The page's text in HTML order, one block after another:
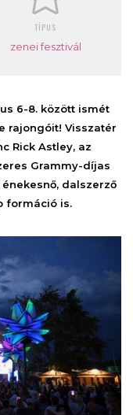
TÍPUS
zenei fesztivál
6-8. között ismét
rajongóit! Visszatér
Rick Astley, az
Grammy-díjas
dalszerző
formáció is.